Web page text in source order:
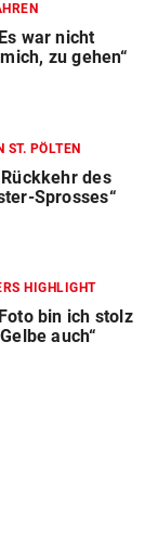
war nicht
zu gehen“
ST. PÖLTEN
des
Sprosses“
HIGHLIGHT
bin ich stolz
auch“